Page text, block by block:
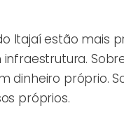
Itajaí estão mais
dinheiro próprio.
próprios.